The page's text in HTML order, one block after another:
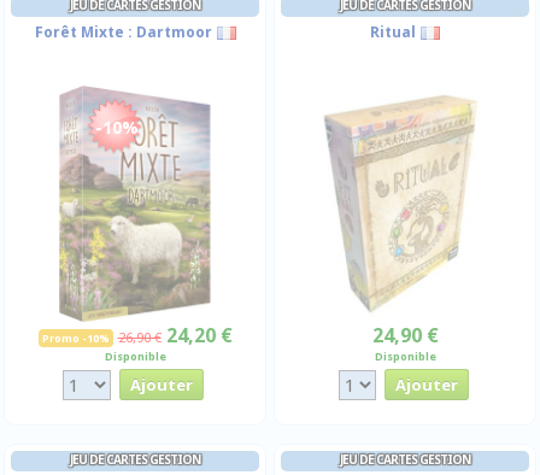
JEU DE CARTES GESTION
Forêt Mixte : Dartmoor
-10%
Promo -10% 26,90 € 24,20 €
Disponible
JEU DE CARTES GESTION
Ritual
24,90 €
Disponible
JEU DE CARTES GESTION JEU DE CARTES GESTION